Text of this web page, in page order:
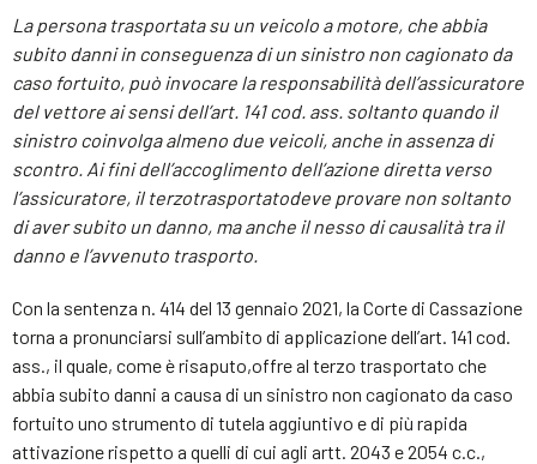
La persona trasportata su un veicolo a motore, che abbia
subito danni in conseguenza di un sinistro non cagionato da
caso fortuito, può invocare la responsabilità dell’assicuratore
del vettore ai sensi dell’art. 141 cod. ass. soltanto quando il
sinistro coinvolga almeno due veicoli, anche in assenza di
scontro. Ai fini dell’accoglimento dell’azione diretta verso
l’assicuratore, il terzotrasportatodeve provare non soltanto
di aver subito un danno, ma anche il nesso di causalità tra il
danno e l’avvenuto trasporto.
Con la sentenza n. 414 del 13 gennaio 2021, la Corte di Cassazione
torna a pronunciarsi sull’ambito di applicazione dell’art. 141 cod.
ass., il quale, come è risaputo,offre al terzo trasportato che
abbia subito danni a causa di un sinistro non cagionato da caso
fortuito uno strumento di tutela aggiuntivo e di più rapida
attivazione rispetto a quelli di cui agli artt. 2043 e 2054 c.c.,